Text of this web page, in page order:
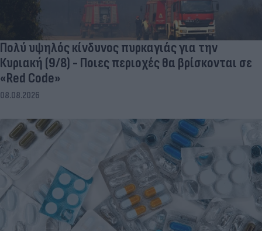
Πολύ υψηλός κίνδυνος πυρκαγιάς για την
Κυριακή (9/8) - Ποιες περιοχές θα βρίσκονται σε
«Red Code»
08.08.2026